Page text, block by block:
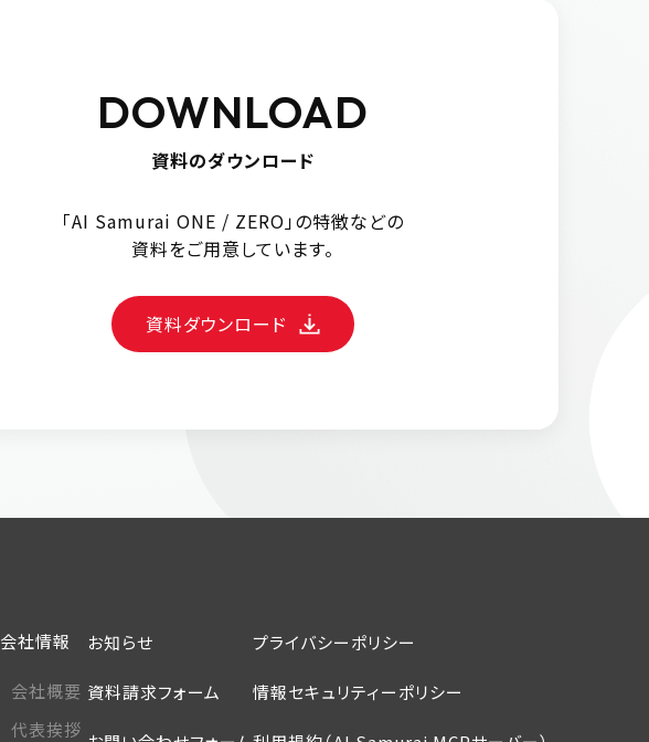
DOWNLOAD
資料のダウンロード
「AI Samurai ONE / ZERO」の特徴などの
資料をご用意しています。
資料ダウンロード
会社情報
会社概要
代表挨拶
お知らせ
資料請求フォーム
プライバシーポリシー
情報セキュリティーポリシー